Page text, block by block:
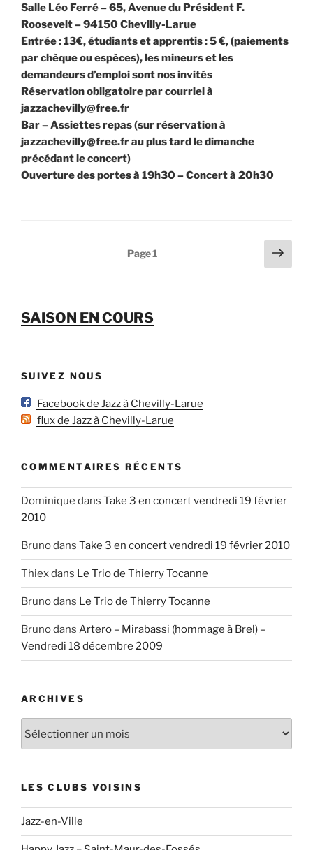
Salle Léo Ferré – 65, Avenue du Président F.
Roosevelt – 94150 Chevilly-Larue
Entrée : 13€, étudiants et apprentis : 5 €, (paiements
par chèque ou espèces), les mineurs et les
demandeurs d’emploi sont nos invités
Réservation obligatoire par courriel à
jazzachevilly@free.fr
Bar – Assiettes repas (sur réservation à
jazzachevilly@free.fr au plus tard le dimanche
précédant le concert)
Ouverture des portes à 19h30 – Concert à 20h30
Page1
Page
SAISON EN COURS
SUIVEZ NOUS
Facebook de Jazz à Chevilly-Larue
flux de Jazz à Chevilly-Larue
COMMENTAIRES RÉCENTS
Dominique dans Take 3 en concert vendredi 19 février
2010
Brunodans Take 3 en concert vendredi 19 février 2010
Thiexdans Le Trio de Thierry Tocanne
Brunodans Le Trio de Thierry Tocanne
Brunodans Artero – Mirabassi (hommage à Brel) –
Vendredi 18 décembre 2009
ARCHIVES
LES CLUBS VOISINS
Jazz-en-Ville